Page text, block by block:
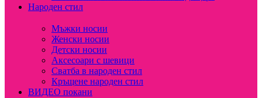
Народен стил
Мъжки носии
Женски носии
Детски носии
Аксесоари с шевици
Сватба в народен стил
Кръщене народен стил
ВИДЕО покани